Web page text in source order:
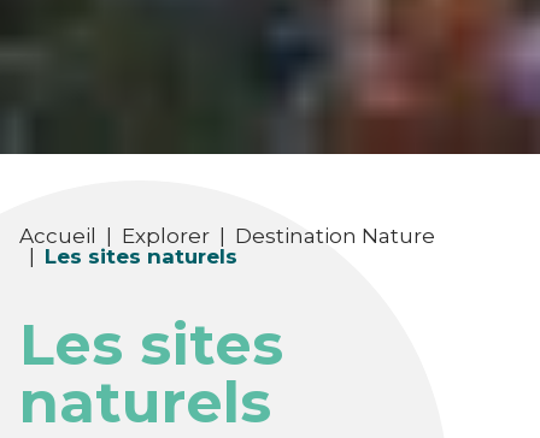
Accueil Explorer
Destination Nature
Les sites naturels
Les sites
naturels